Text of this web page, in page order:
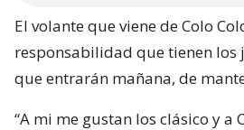
El volante que viene de Colo
responsabilidad que tienen los
que entrarán mañana, de
“A mi me gustan los clásico y a